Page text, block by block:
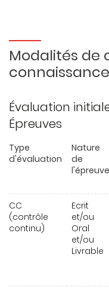
Modalités de
Évaluation
Épreuves
Type
d'évaluation
Nature
de
l'épreuve
CC
(contrôle
continu)
Ecrit
et/ou
Oral
et/ou
Livrable